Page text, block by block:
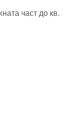
част до кв.